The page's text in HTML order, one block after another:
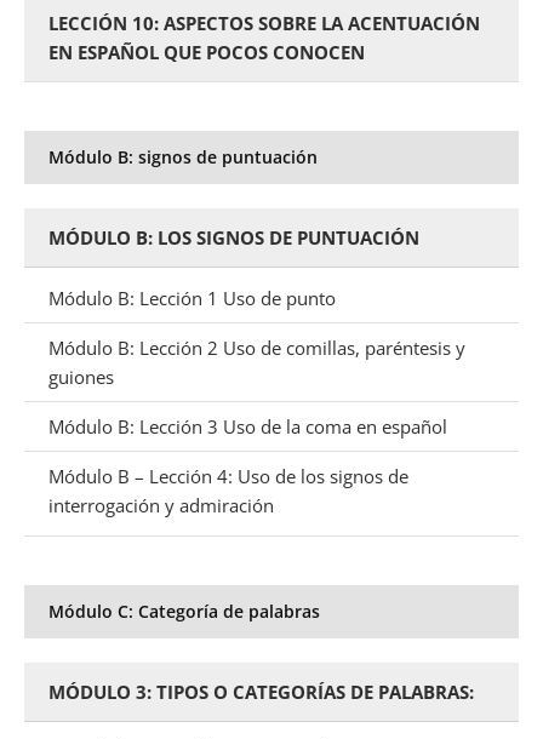
LECCIÓN 10: ASPECTOS SOBRE LA ACENTUACIÓN
EN ESPAÑOL QUE POCOS CONOCEN
Módulo B: signos de puntuación
MÓDULO B: LOS SIGNOS DE PUNTUACIÓN
Módulo B: Lección 1 Uso de punto
Módulo B: Lección 2 Uso de comillas, paréntesis y
guiones
Módulo B: Lección 3 Uso de la coma en español
Módulo B – Lección 4: Uso de los signos de
interrogación y admiración
Módulo C: Categoría de palabras
MÓDULO 3: TIPOS O CATEGORÍAS DE PALABRAS: